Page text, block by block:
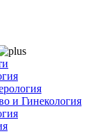
и Гинекология